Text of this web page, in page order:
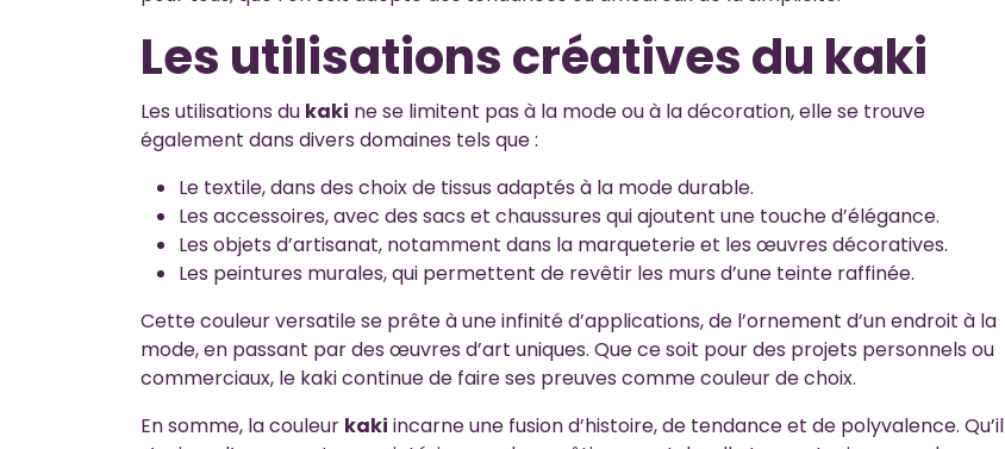
Les utilisations créatives du kaki
Les utilisations du kaki ne se limitent pas à la mode ou à la décoration, elle se trouve
également dans divers domaines tels que :
Le textile, dans des choix de tissus adaptés à la mode durable.
Les accessoires, avec des sacs et chaussures qui ajoutent une touche d’élégance.
Les objets d’artisanat, notamment dans la marqueterie et les œuvres décoratives.
Les peintures murales, qui permettent de revêtir les murs d’une teinte raffinée.
Cette couleur versatile se prête à une infinité d’applications, de l’ornement d’un endroit à la
mode, en passant par des œuvres d’art uniques. Que ce soit pour des projets personnels ou
commerciaux, le kaki continue de faire ses preuves comme couleur de choix.
En somme, la couleur kaki incarne une fusion d’histoire, de tendance et de polyvalence. Qu’il